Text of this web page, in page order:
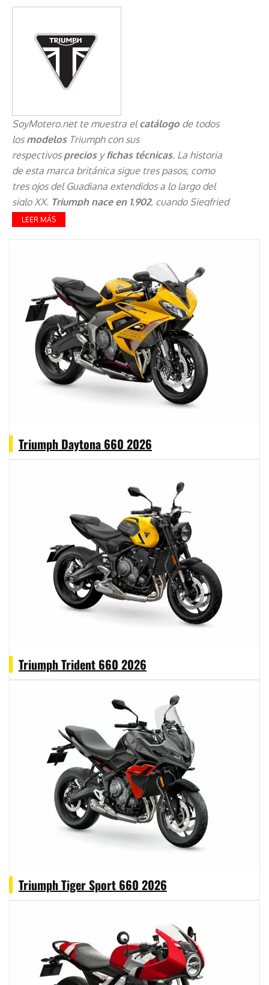
SoyMotero.nette muestra elcatálogo de todos
los modelosTriumph con sus
respectivos preciosyfichas técnicas. La historia
de esta marca británica sigue tres pasos, como
tres ojos del Guadiana extendidos a lo largo del
siglo XX. Triumph nace en 1.902, cuando Siegfried
Bettman comienza a fabricar, junto con Maurice
producir más de 30.000 unidades de la Type H,
conocida como la Thrusty Triumph. En 1956,
Johnny Allen establece un nuevo récord con 344,67
km/h sobre una T120 en la sal de Bonneville; sin
embargo,a principios de los ochenta la finanzas
de la firma caenen barrena sin poder evitar la
quiebra. En 1990,Triumph reaparececon un
nuevo esplendor de la mano deJohn Bloor , y en su
actual factoría de Hinckley, para que durante el
primer lustro de este siglo resurgiera literalmente
sufrió en 2.002. Triumph se caracteriza por el
remate impecable que ofrecen todos sus modelos,
naked y
, y la conjunción de esa tecnología punta con
las líneas de ranciosabor retroque muestra toda
su gama heritage. En 2019 marca un hito al ser
proveedor delmotor de las Moto2del
Campeonato del Mundo.
LEER MÁS
Triumph Daytona 660 2026
Triumph Trident 660 2026
Triumph Tiger Sport 660 2026